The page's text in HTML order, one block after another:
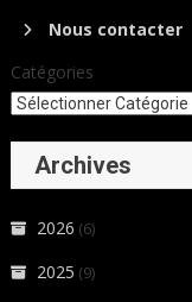
Nous contacter
Catégories
Archives
2026 (6)
2025 (9)